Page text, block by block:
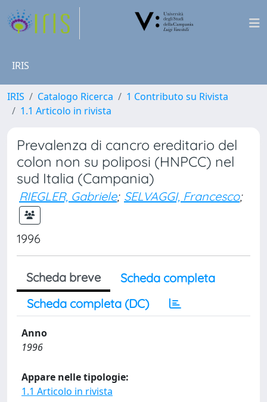
IRIS
IRIS Catalogo Ricerca
1 Contributo su Rivista
1.1 Articolo in rivista
Prevalenza di cancro ereditario del
colon non su poliposi (HNPCC) nel
sud Italia (Campania)
RIEGLER, Gabriele; SELVAGGI, Francesco;
1996
Scheda breve
Scheda completa
Scheda completa (DC)
Anno
1996
Appare nelle tipologie:
1.1 Articolo in rivista